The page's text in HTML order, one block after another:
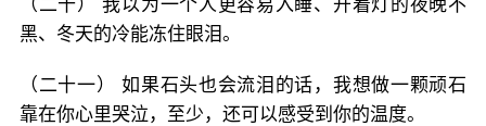
（二十） 我以为一个人更容易入睡、开着灯的夜晚不
黑、冬天的冷能冻住眼泪。
（二十一） 如果石头也会流泪的话，我想做一颗顽石
靠在你心里哭泣，至少，还可以感受到你的温度。